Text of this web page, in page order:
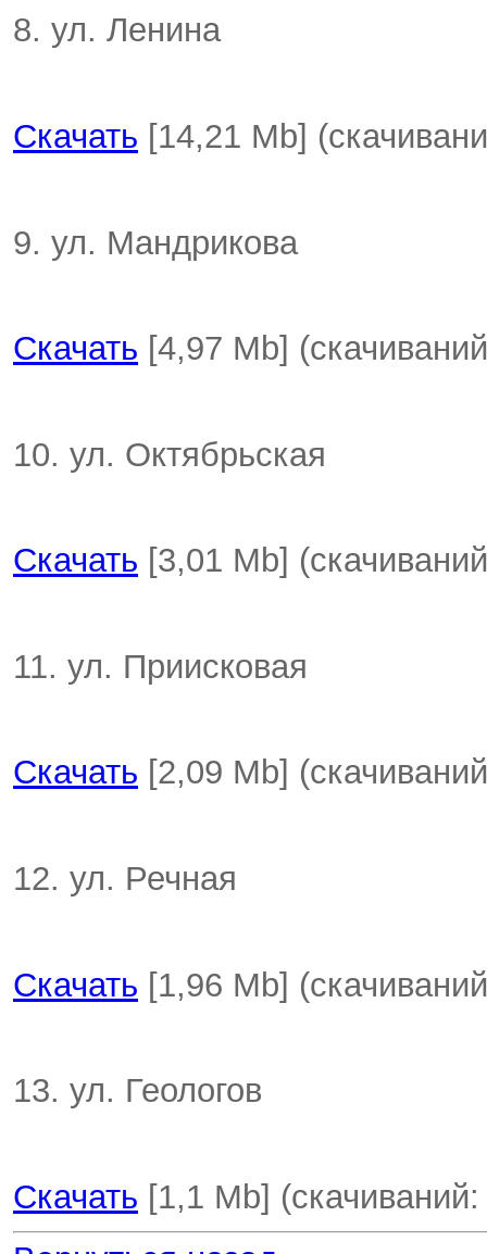
8. ул. Ленина
Скачать [14,21 Mb]
9. ул. Мандрикова
Скачать [4,97 Mb]
10. ул. Октябрьская
Скачать [3,01 Mb]
11. ул. Приисковая
Скачать [2,09 Mb]
12. ул. Речная
Скачать [1,96 Mb]
13. ул. Геологов
Скачать [1,1 Mb]